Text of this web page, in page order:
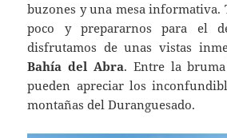
buzones y una mesa informativa.
poco y prepararnos para el
disfrutamos de unas vistas
Bahía del Abra. Entre la
pueden apreciar los
montañas del Duranguesado.